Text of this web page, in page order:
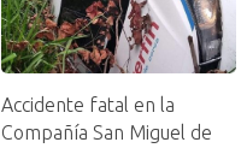
Accidente fatal en la
Compañía San Miguel de